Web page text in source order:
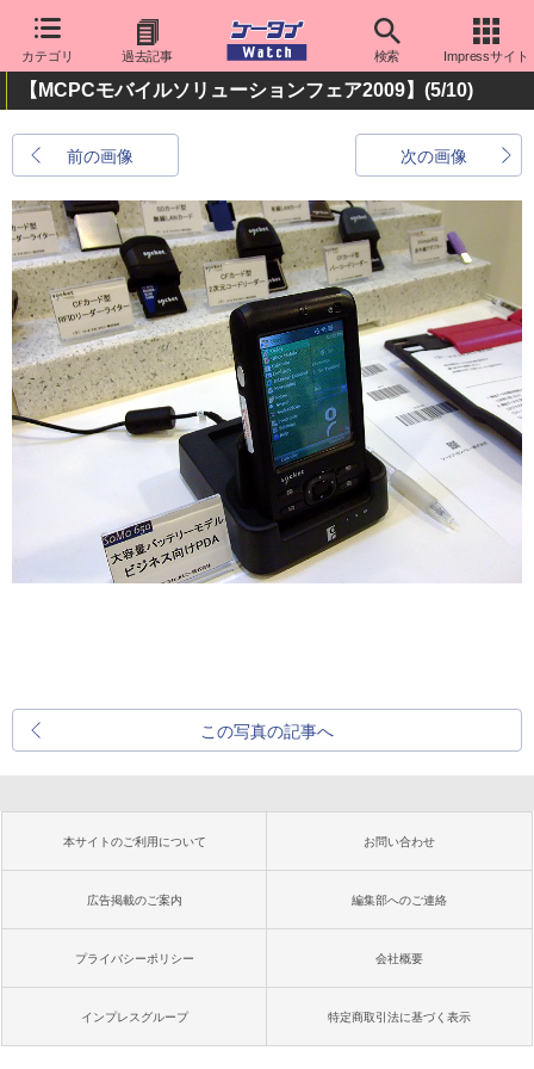
カテゴリ 過去記事 検索 Impressサイト
【MCPCモバイルソリューションフェア2009】 (5/10)
前の画像 次の画像
この写真の記事へ
本サイトのご利用について お問い合わせ
広告掲載のご案内 編集部へのご連絡
プライバシーポリシー 会社概要
インプレスグループ 特定商取引法に基づく表示